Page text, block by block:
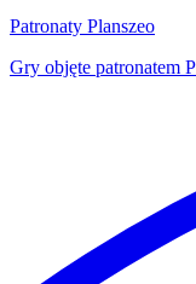
Patronaty Planszeo
Gry objęte patronatem